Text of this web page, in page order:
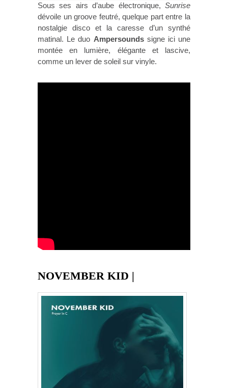
Sous ses airs d’aube électronique, Sunrise
dévoile un groove feutré, quelque part entre la
nostalgie disco et la caresse d’un synthé
matinal. Le duo Ampersoundssigne ici une
montée en lumière, élégante et lascive,
comme un lever de soleil sur vinyle.
NOVEMBER KID |